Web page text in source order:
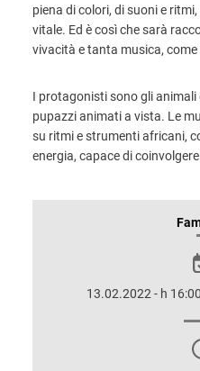
piena di colori, di suoni e
vitale. Ed è così che sarà
vivacità e tanta musica, come
I protagonisti sono gli
pupazzi animati a vista. Le
su ritmi e strumenti africani,
energia, capace di
INFORMAZIONI
13.02.2022 - h